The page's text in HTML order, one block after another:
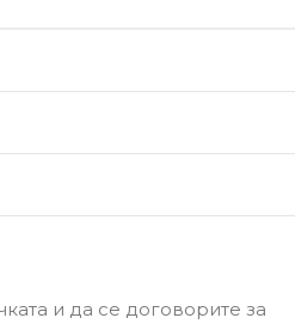
и да се договорите за